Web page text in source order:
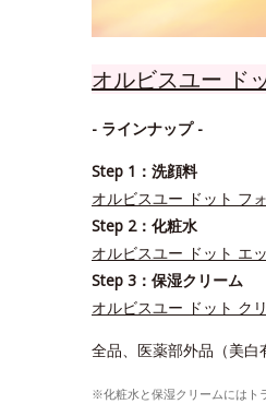
オルビスユー ド
- ラインナップ -
Step 1：洗顔料
オルビスユー ドット フ
Step 2：化粧水
オルビスユー ドット エ
Step 3：保湿クリーム
オルビスユー ドット ク
全品、医薬部外品（美白
※化粧水と保湿クリームにはト